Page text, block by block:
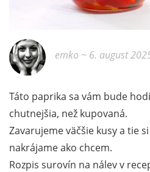
emko ~ 6. august
Táto paprika sa vám bude
chutnejšia, než kupovaná.
Zavarujeme väčšie kusy a tie
nakrájame ako chcem.
Rozpis surovín na nálev v